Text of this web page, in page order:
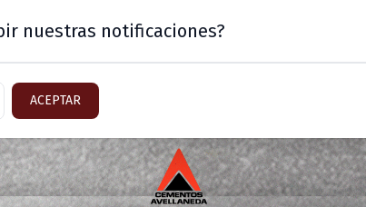
Mercado
nuestras notificaciones?
ACEPTAR